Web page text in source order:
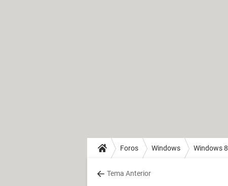
Foros Windows Windows 8
Tema Anterior